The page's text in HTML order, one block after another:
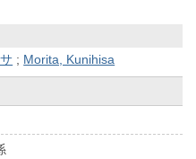
; Morita, Kunihisa